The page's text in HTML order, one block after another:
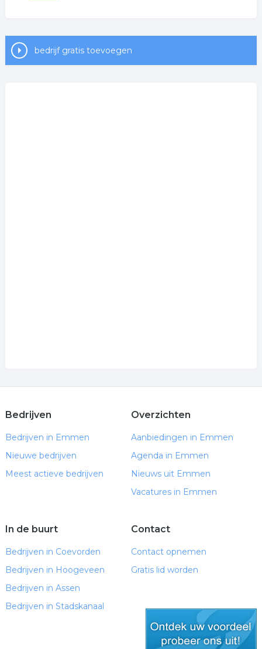
bedrijf gratis toevoegen
Bedrijven
Bedrijven in Emmen
Nieuwe bedrijven
Meest actieve bedrijven
Overzichten
Aanbiedingen in Emmen
Agenda in Emmen
Nieuws uit Emmen
Vacatures in Emmen
In de buurt
Bedrijven in Coevorden
Bedrijven in Hoogeveen
Bedrijven in Assen
Bedrijven in Stadskanaal
Contact
Contact opnemen
Gratis lid worden